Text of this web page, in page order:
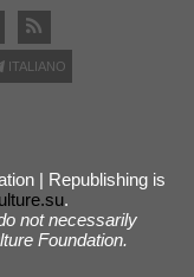
ITALIANO
| Republishing is
.
not necessarily
Foundation.